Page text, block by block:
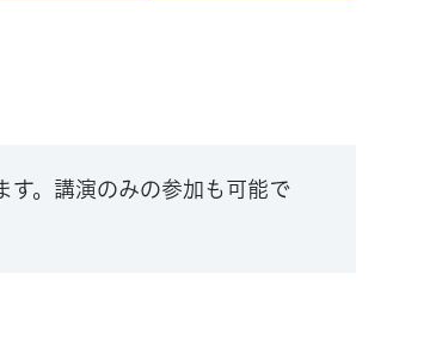
す。講演のみの参加も可能で